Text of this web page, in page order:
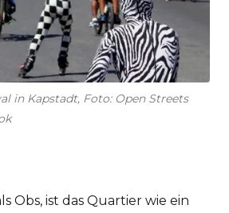
in Kapstadt, Foto: Open Streets
Obs, ist das Quartier wie ein